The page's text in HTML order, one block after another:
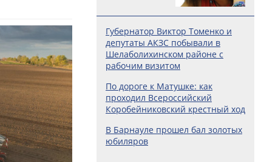
Губернатор Виктор Томенко и
депутаты АКЗС побывали в
Шелаболихинском районе с
рабочим визитом
По дороге к Матушке: как
проходил Всероссийский
Коробейниковский крестный ход
В Барнауле прошел бал золотых
юбиляров